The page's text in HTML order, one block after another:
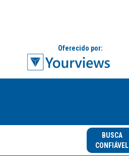
BUSCA
CONFIÁVEL